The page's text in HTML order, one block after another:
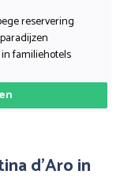
reservering
familiehotels
d’Aro in